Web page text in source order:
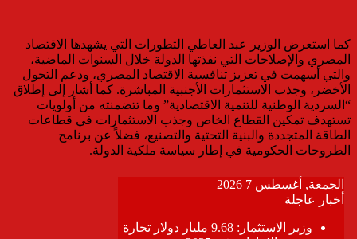
كما استعرض الوزير عبد العاطي التطورات التي يشهدها الاقتصاد
المصري والإصلاحات التي نفذتها الدولة خلال السنوات الماضية،
والتي أسهمت في تعزيز تنافسية الاقتصاد المصري، ودعم التحول
الأخضر، وجذب الاستثمارات الأجنبية المباشرة. كما أشار إلى إطلاق
“السردية الوطنية للتنمية الاقتصادية” وما تتضمنته من أولويات
تستهدف تمكين القطاع الخاص وجذب الاستثمارات في قطاعات
الطاقة المتجددة والبنية التحتية والتصنيع، فضلاً عن برنامج
الطروحات الحكومية في إطار سياسة ملكية الدولة.